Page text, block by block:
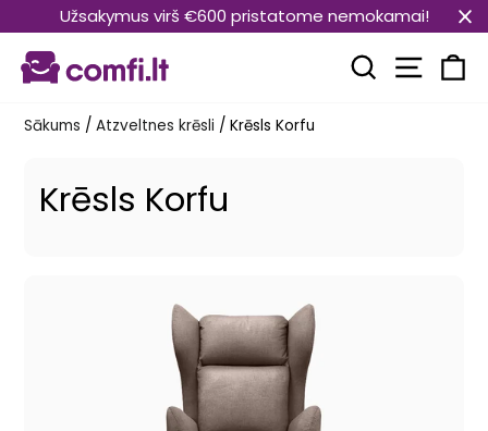
uz
saturu
Užsakymus virš €600 pristatome nemokamai!
Meklēt
Sākums / Atzveltnes krēsli / Krēsls Korfu
Krēsls Korfu